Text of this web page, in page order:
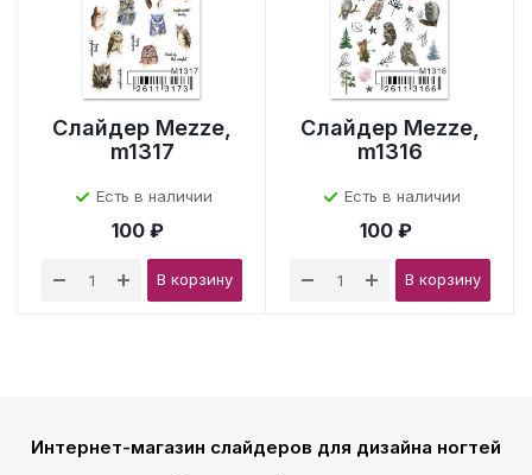
Слайдер Mezze,
m1317
Есть в наличии
100 ₽
В корзину
Слайдер Mezze,
m1316
Есть в наличии
100 ₽
В корзину
Интернет-магазин слайдеров для дизайна ногтей